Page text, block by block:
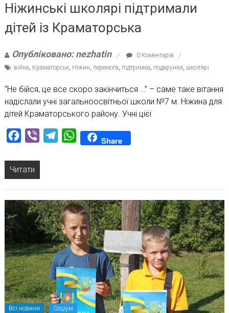
Ніжинські школярі підтримали
дітей із Краматорська
Опубліковано: nezhatin
0 Коментарів
війна, Краматорськ, Ніжин, перемога, підтримка, подарунки, школярі
“Не бійся, це все скоро закінчиться …” – саме таке вітання
надіслали учні загальноосвітньої школи №7 м. Ніжина для
дітей Краматорського району. Учні цієї
Facebook
Viber TelegramWhatsAppShare
Читати
Всі новини Соціум